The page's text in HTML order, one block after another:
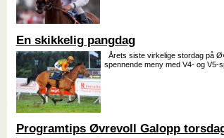
En skikkelig pangdag
Årets siste virkelige stordag på
spennende meny med V4- og V5-
Programtips Øvrevoll Galopp